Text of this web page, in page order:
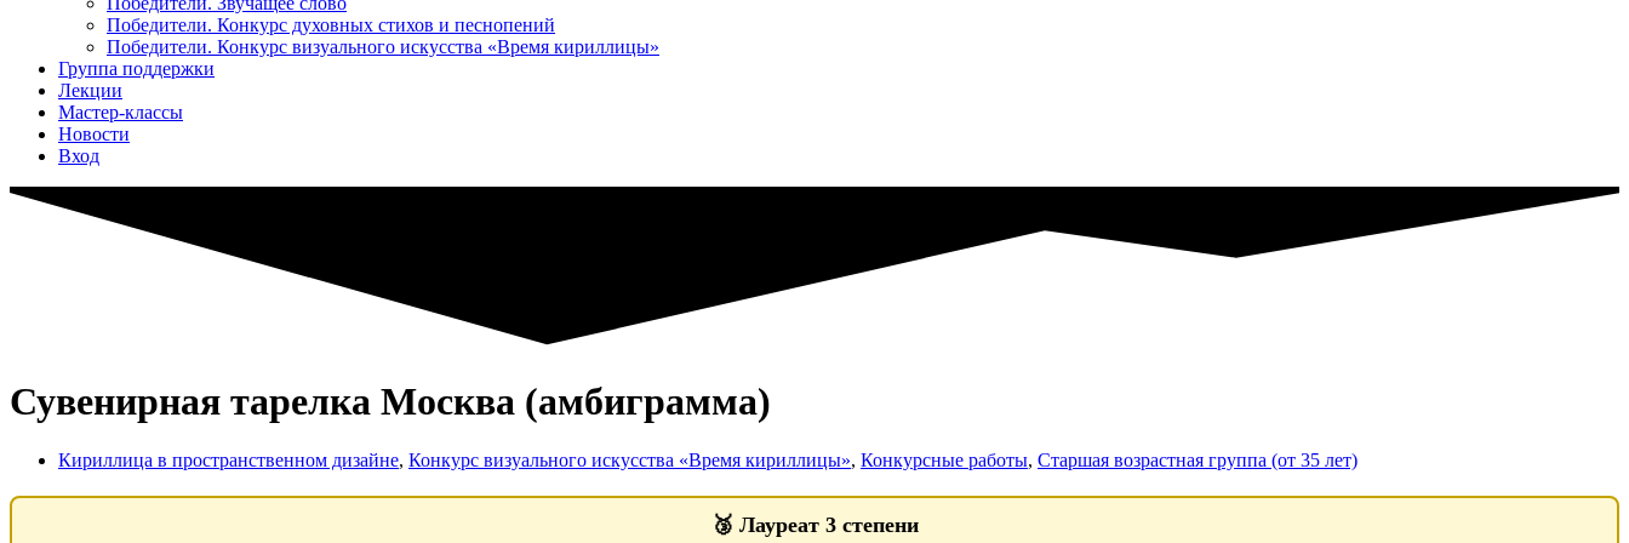
Победители. Конкурс духовных стихов и песнопений
Победители. Конкурс визуального искусства «Время кириллицы»
Группа поддержки
Лекции
Мастер-классы
Новости
Вход
Сувенирная тарелка Москва (амбиграмма)
Кириллица в пространственном дизайне, Конкурс визуального искусства «Время кириллицы», Конкурсные работы, Старшая возрастная группа (от 35 лет)
🥉 Лауреат 3 степени